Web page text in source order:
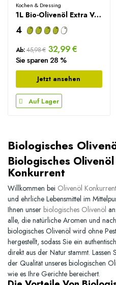
Biologisches
Biologisches
Konkurrent
Willkommen bei Olivenöl Konkurrent
und ehrliche Lebensmittel im
Ihnen unser biologisches Olivenöl
alle, die natürliche Aromen und
biologisches Olivenöl wird ohne
hergestellt, sodass Sie ein
direkt aus der Natur stammt.
der Qualität unseres biologischen
wie es Ihre Gerichte bereichert.
Kochen & Dressing
1L Bio-Olivenöl Extra Vergine +...
4
Ab: 45,98 € 32,99 €
Sie sparen 28 %
Jetzt ansehen
Auf Lager